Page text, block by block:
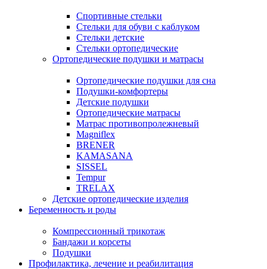
Спортивные стельки
Стельки для обуви с каблуком
Стельки детские
Стельки ортопедические
Ортопедические подушки и матрасы
Ортопедические подушки для сна
Подушки-комфортеры
Детские подушки
Ортопедические матрасы
Матрас противопролежневый
Magniflex
BRENER
KAMASANA
SISSEL
Tempur
TRELAX
Детские ортопедические изделия
Беременность и роды
Компрессионный трикотаж
Бандажи и корсеты
Подушки
Профилактика, лечение и реабилитация